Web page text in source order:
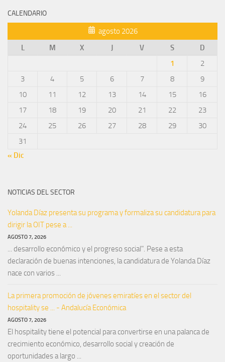
CALENDARIO
agosto 2026
L
M X J V S
D
1
2
3
4 5 6 7 8
9
10
11 12 13 14 15
16
17
18 19 20 21 22
23
24
25 26 27 28 29
30
31
« Dic
NOTICIAS DEL SECTOR
Yolanda Díaz presenta su programa y formaliza su candidatura para
dirigir la OIT pese a ...
AGOSTO 7, 2026
... desarrollo económico y el progreso social". Pese a esta
declaración de buenas intenciones, la candidatura de Yolanda Díaz
nace con varios ...
La primera promoción de jóvenes emiratíes en el sector del
hospitality se ... - Andalucía Económica
AGOSTO 7, 2026
El hospitality tiene el potencial para convertirse en una palanca de
crecimiento económico, desarrollo social y creación de
oportunidades a largo ...